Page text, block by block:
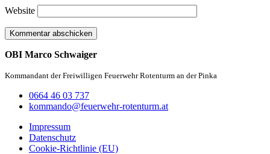
Website
OBI Marco Schwaiger
Kommandant der Freiwilligen Feuerwehr Rotenturm an der Pinka
0664 46 03 737
kommando@feuerwehr-rotenturm.at
Impressum
Datenschutz
Cookie-Richtlinie (EU)